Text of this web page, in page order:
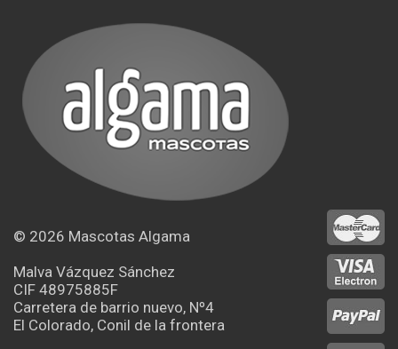
© 2026 Mascotas Algama
Malva Vázquez Sánchez
CIF 48975885F
Carretera de barrio nuevo, Nº4
El Colorado, Conil de la frontera